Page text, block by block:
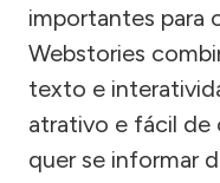
importantes para
Webstories
texto e
atrativo e fácil de
quer se informar